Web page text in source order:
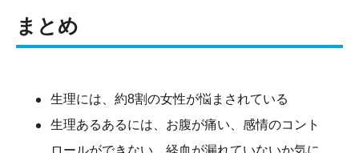
まとめ
生理には、約8割の女性が悩まされている
生理あるあるには、お腹が痛い、感情のコント